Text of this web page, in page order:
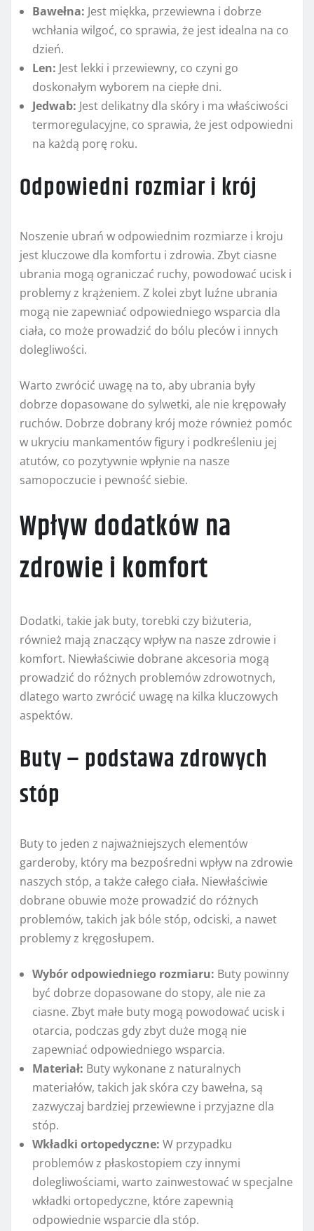
Bawełna: Jest miękka, przewiewna i dobrze
wchłania wilgoć, co sprawia, że jest idealna na co
dzień.
Len: Jest lekki i przewiewny, co czyni go
doskonałym wyborem na ciepłe dni.
Jedwab: Jest delikatny dla skóry i ma właściwości
termoregulacyjne, co sprawia, że jest odpowiedni
na każdą porę roku.
Odpowiedni rozmiar i krój
Noszenie ubrań w odpowiednim rozmiarze i kroju
jest kluczowe dla komfortu i zdrowia. Zbyt ciasne
ubrania mogą ograniczać ruchy, powodować ucisk i
problemy z krążeniem. Z kolei zbyt luźne ubrania
mogą nie zapewniać odpowiedniego wsparcia dla
ciała, co może prowadzić do bólu pleców i innych
dolegliwości.
Warto zwrócić uwagę na to, aby ubrania były
dobrze dopasowane do sylwetki, ale nie krępowały
ruchów. Dobrze dobrany krój może również pomóc
w ukryciu mankamentów figury i podkreśleniu jej
atutów, co pozytywnie wpłynie na nasze
samopoczucie i pewność siebie.
Wpływ dodatków na
zdrowie i komfort
Dodatki, takie jak buty, torebki czy biżuteria,
również mają znaczący wpływ na nasze zdrowie i
komfort. Niewłaściwie dobrane akcesoria mogą
prowadzić do różnych problemów zdrowotnych,
dlatego warto zwrócić uwagę na kilka kluczowych
aspektów.
Buty – podstawa zdrowych
stóp
Buty to jeden z najważniejszych elementów
garderoby, który ma bezpośredni wpływ na zdrowie
naszych stóp, a także całego ciała. Niewłaściwie
dobrane obuwie może prowadzić do różnych
problemów, takich jak bóle stóp, odciski, a nawet
problemy z kręgosłupem.
Wybór odpowiedniego rozmiaru: Buty powinny
być dobrze dopasowane do stopy, ale nie za
ciasne. Zbyt małe buty mogą powodować ucisk i
otarcia, podczas gdy zbyt duże mogą nie
zapewniać odpowiedniego wsparcia.
Materiał: Buty wykonane z naturalnych
materiałów, takich jak skóra czy bawełna, są
zazwyczaj bardziej przewiewne i przyjazne dla
stóp.
Wkładki ortopedyczne: W przypadku
problemów z płaskostopiem czy innymi
dolegliwościami, warto zainwestować w specjalne
wkładki ortopedyczne, które zapewnią
odpowiednie wsparcie dla stóp.